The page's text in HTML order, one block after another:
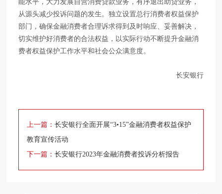
从源头减少投诉问题的发生。独立设置总行消费者权益保护
部门，确保金融消费者合理诉求得到及时响应、妥善解决，
切实维护好消费者的合法权益，以实际行动不断提升金融消
费者权益保护工作水平和社会公众满意度。
长安银行
上一篇：长安银行全面开展“3•15”金融消费者权益保护
教育宣传活动
下一篇：长安银行2023年金融消费者投诉分析报告